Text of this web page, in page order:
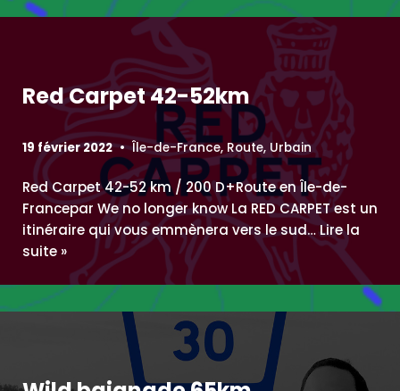
Red Carpet 42-52km
19 février 2022 Île-de-France, Route, Urbain
Red Carpet 42-52 km / 200 D+Route en Île-de-
Francepar We no longer know La RED CARPET est un
itinéraire qui vous emmènera vers le sud…Lire la
suite »